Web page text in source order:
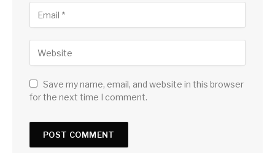
Save my name, email, and website in this browser
for the next time I comment.